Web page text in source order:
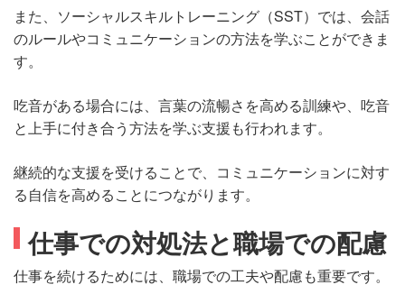
また、ソーシャルスキルトレーニング（SST）では、会話
のルールやコミュニケーションの方法を学ぶことができま
す。
吃音がある場合には、言葉の流暢さを高める訓練や、吃音
と上手に付き合う方法を学ぶ支援も行われます。
継続的な支援を受けることで、コミュニケーションに対す
る自信を高めることにつながります。
仕事での対処法と職場での配慮
仕事を続けるためには、職場での工夫や配慮も重要です。